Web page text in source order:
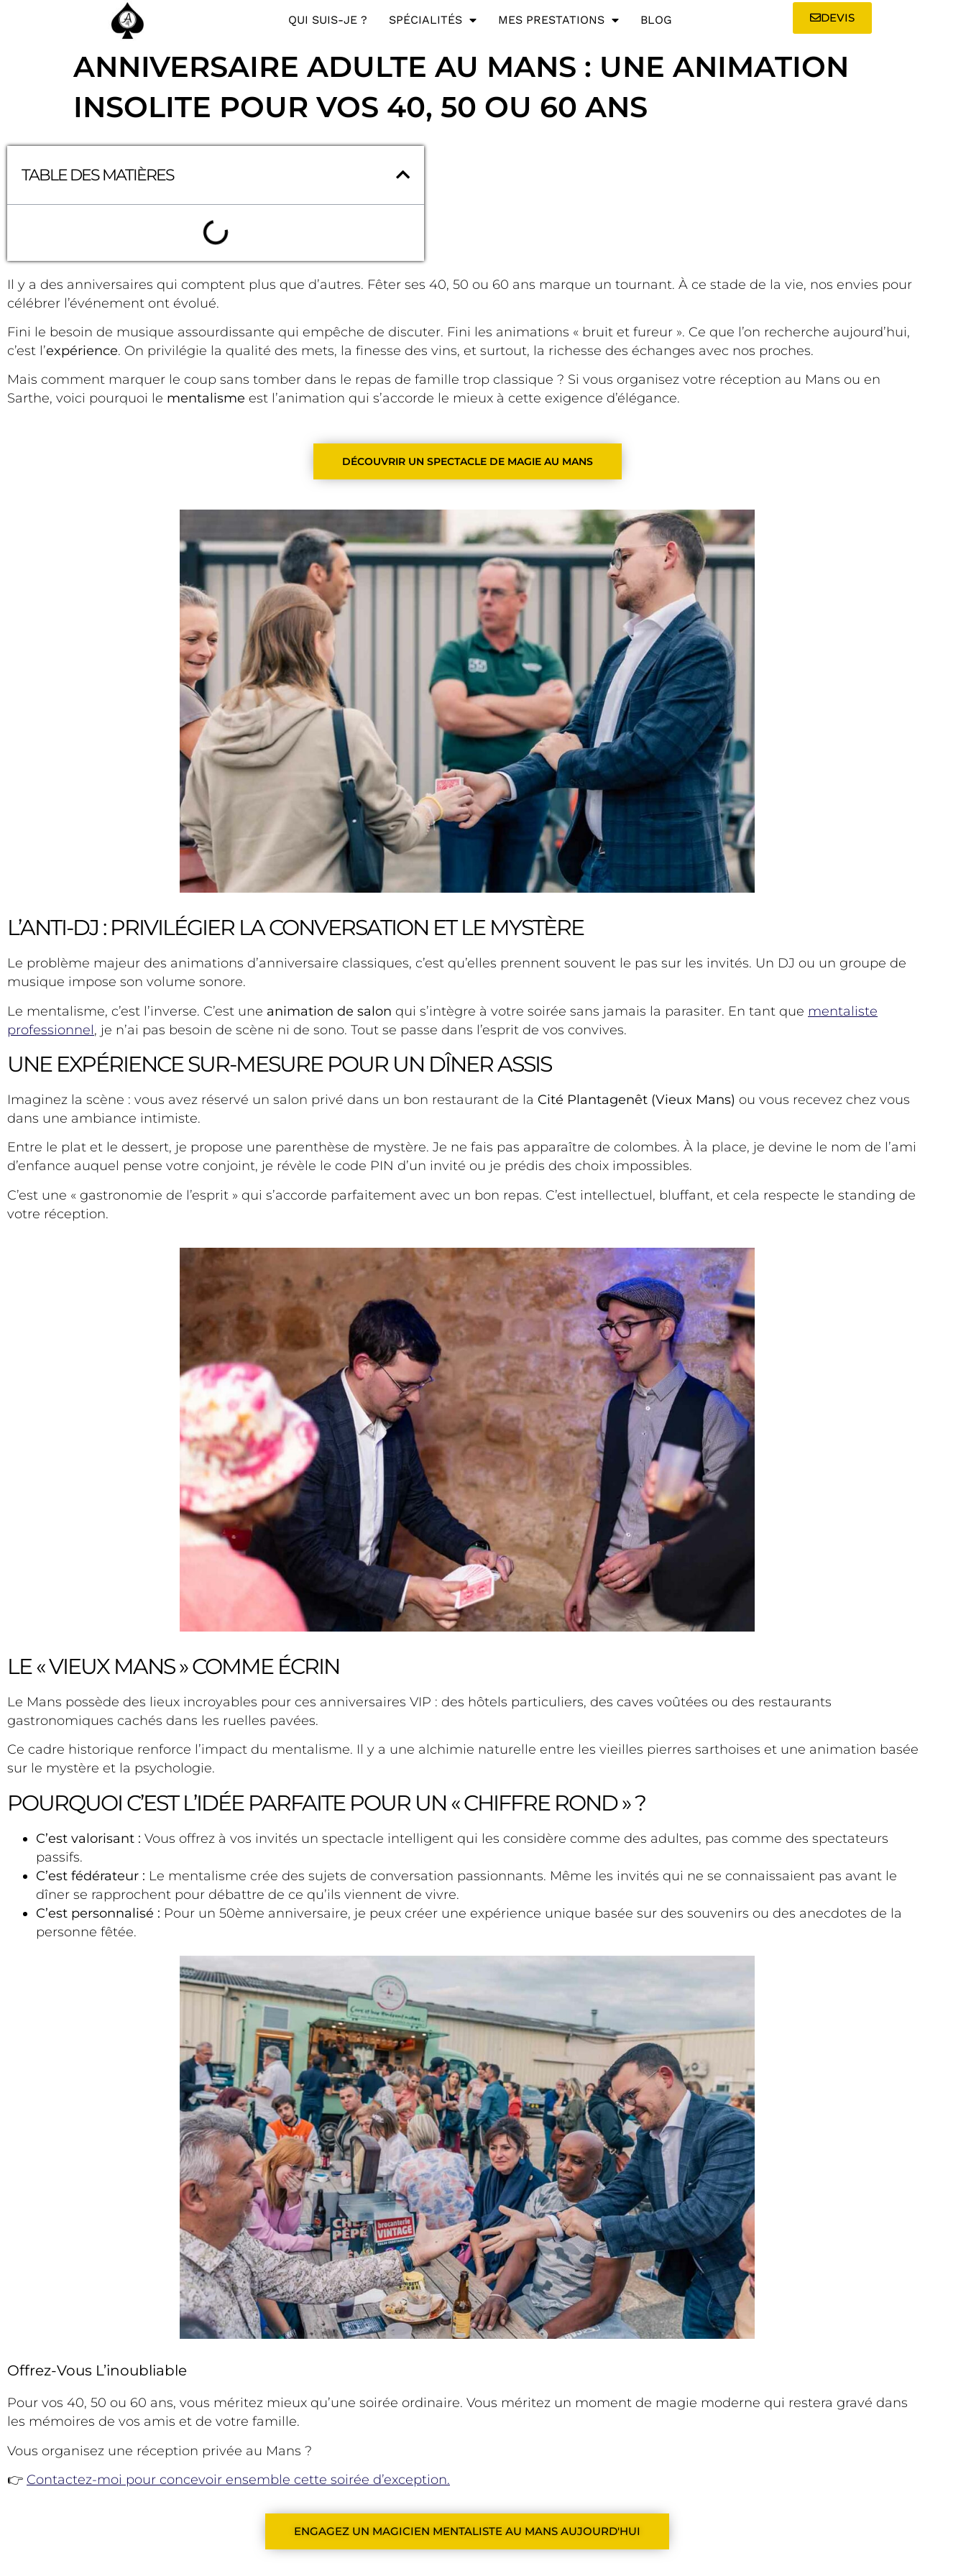
QUI SUIS-JE ? SPÉCIALITÉS MES PRESTATIONS BLOG DEVIS
ANNIVERSAIRE ADULTE AU MANS : UNE ANIMATION
INSOLITE POUR VOS 40, 50 OU 60 ANS
TABLE DES MATIÈRES
Il y a des anniversaires qui comptent plus que d’autres. Fêter ses 40, 50 ou 60 ans marque un tournant. À ce stade de la vie, nos envies pour
célébrer l’événement ont évolué.
Fini le besoin de musique assourdissante qui empêche de discuter. Fini les animations « bruit et fureur ». Ce que l’on recherche aujourd’hui,
c’est l’expérience. On privilégie la qualité des mets, la finesse des vins, et surtout, la richesse des échanges avec nos proches.
Mais comment marquer le coup sans tomber dans le repas de famille trop classique ? Si vous organisez votre réception au Mans ou en
Sarthe, voici pourquoi le mentalisme est l’animation qui s’accorde le mieux à cette exigence d’élégance.
DÉCOUVRIR UN SPECTACLE DE MAGIE AU MANS
L’ANTI-DJ : PRIVILÉGIER LA CONVERSATION ET LE MYSTÈRE
Le problème majeur des animations d’anniversaire classiques, c’est qu’elles prennent souvent le pas sur les invités. Un DJ ou un groupe de
musique impose son volume sonore.
Le mentalisme, c’est l’inverse. C’est une animation de salon qui s’intègre à votre soirée sans jamais la parasiter. En tant que mentaliste
professionnel, je n’ai pas besoin de scène ni de sono. Tout se passe dans l’esprit de vos convives.
UNE EXPÉRIENCE SUR-MESURE POUR UN DÎNER ASSIS
Imaginez la scène : vous avez réservé un salon privé dans un bon restaurant de la Cité Plantagenêt (Vieux Mans) ou vous recevez chez vous
dans une ambiance intimiste.
Entre le plat et le dessert, je propose une parenthèse de mystère. Je ne fais pas apparaître de colombes. À la place, je devine le nom de l’ami
d’enfance auquel pense votre conjoint, je révèle le code PIN d’un invité ou je prédis des choix impossibles.
C’est une « gastronomie de l’esprit » qui s’accorde parfaitement avec un bon repas. C’est intellectuel, bluffant, et cela respecte le standing de
votre réception.
LE « VIEUX MANS » COMME ÉCRIN
Le Mans possède des lieux incroyables pour ces anniversaires VIP : des hôtels particuliers, des caves voûtées ou des restaurants
gastronomiques cachés dans les ruelles pavées.
Ce cadre historique renforce l’impact du mentalisme. Il y a une alchimie naturelle entre les vieilles pierres sarthoises et une animation basée
sur le mystère et la psychologie.
POURQUOI C’EST L’IDÉE PARFAITE POUR UN « CHIFFRE ROND » ?
C’est valorisant : Vous offrez à vos invités un spectacle intelligent qui les considère comme des adultes, pas comme des spectateurs
passifs.
C’est fédérateur : Le mentalisme crée des sujets de conversation passionnants. Même les invités qui ne se connaissaient pas avant le
dîner se rapprochent pour débattre de ce qu’ils viennent de vivre.
C’est personnalisé : Pour un 50ème anniversaire, je peux créer une expérience unique basée sur des souvenirs ou des anecdotes de la
personne fêtée.
Offrez-Vous L’inoubliable
Pour vos 40, 50 ou 60 ans, vous méritez mieux qu’une soirée ordinaire. Vous méritez un moment de magie moderne qui restera gravé dans
les mémoires de vos amis et de votre famille.
Vous organisez une réception privée au Mans ?
👉 Contactez-moi pour concevoir ensemble cette soirée d’exception.
ENGAGEZ UN MAGICIEN MENTALISTE AU MANS AUJOURD'HUI